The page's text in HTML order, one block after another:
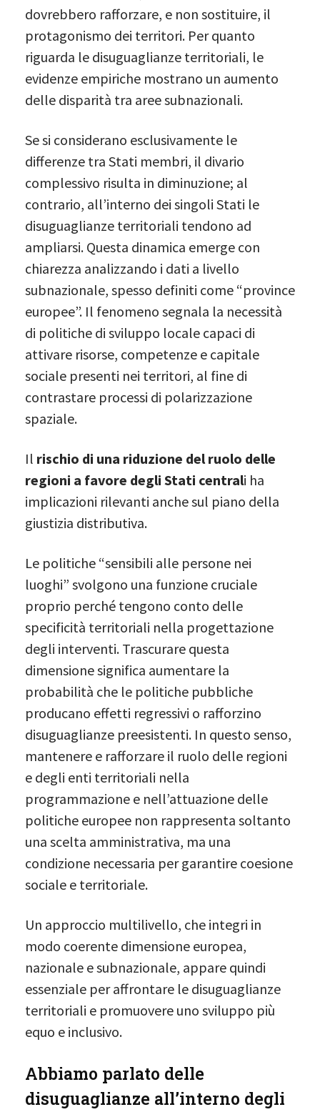
dovrebbero rafforzare, e non sostituire, il
protagonismo dei territori. Per quanto
riguarda le disuguaglianze territoriali, le
evidenze empiriche mostrano un aumento
delle disparità tra aree subnazionali.
Se si considerano esclusivamente le
differenze tra Stati membri, il divario
complessivo risulta in diminuzione; al
contrario, all’interno dei singoli Stati le
disuguaglianze territoriali tendono ad
ampliarsi. Questa dinamica emerge con
chiarezza analizzando i dati a livello
subnazionale, spesso definiti come “province
europee”. Il fenomeno segnala la necessità
di politiche di sviluppo locale capaci di
attivare risorse, competenze e capitale
sociale presenti nei territori, al fine di
contrastare processi di polarizzazione
spaziale.
Il rischio di una riduzione del ruolo delle
regioni a favore degli Stati centrali ha
implicazioni rilevanti anche sul piano della
giustizia distributiva.
Le politiche “sensibili alle persone nei
luoghi” svolgono una funzione cruciale
proprio perché tengono conto delle
specificità territoriali nella progettazione
degli interventi. Trascurare questa
dimensione significa aumentare la
probabilità che le politiche pubbliche
producano effetti regressivi o rafforzino
disuguaglianze preesistenti. In questo senso,
mantenere e rafforzare il ruolo delle regioni
e degli enti territoriali nella
programmazione e nell’attuazione delle
politiche europee non rappresenta soltanto
una scelta amministrativa, ma una
condizione necessaria per garantire coesione
sociale e territoriale.
Un approccio multilivello, che integri in
modo coerente dimensione europea,
nazionale e subnazionale, appare quindi
essenziale per affrontare le disuguaglianze
territoriali e promuovere uno sviluppo più
equo e inclusivo.
Abbiamo parlato delle
disuguaglianze all’interno degli